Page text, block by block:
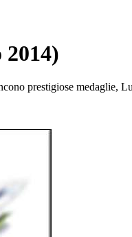
prestigiose